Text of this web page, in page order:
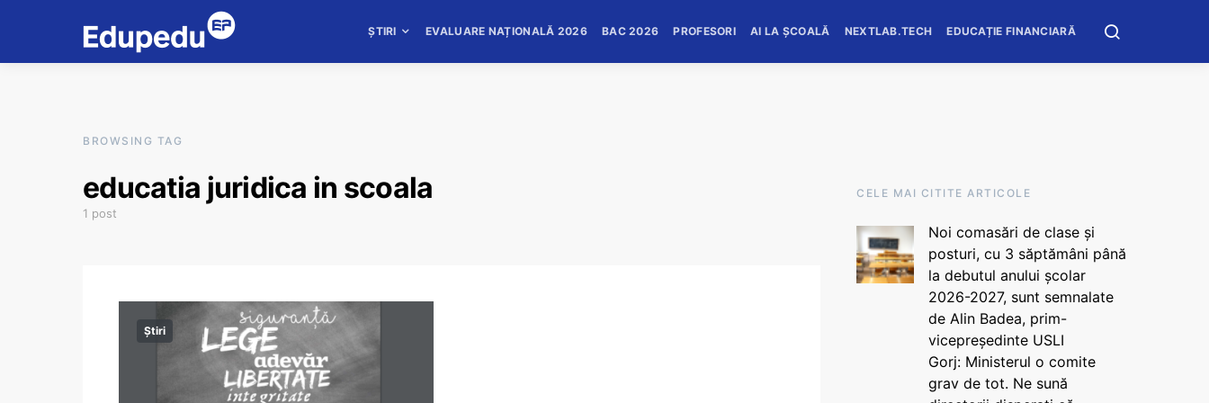
ȘTIRI EVALUARE NAȚIONALĂ 2026 BAC 2026 PROFESORI AI LA ȘCOALĂ NEXTLAB.TECH EDUCAȚIE FINANCIARĂ
BROWSING TAG
educatia juridica in scoala
1 post
Știri
CELE MAI CITITE ARTICOLE
Noi comasări de clase și
posturi, cu 3 săptămâni până
la debutul anului școlar
2026-2027, sunt semnalate
de Alin Badea, prim-
vicepreședinte USLI
Gorj: Ministerul o comite
grav de tot. Ne sună